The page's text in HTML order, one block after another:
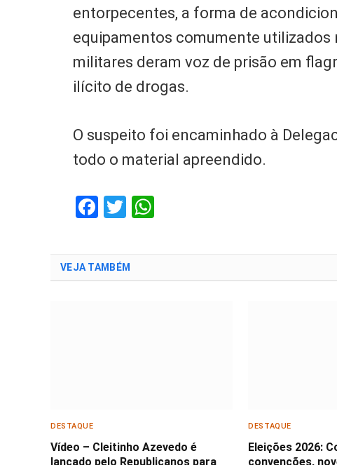
entorpecentes, a forma de
equipamentos comumente
militares deram voz de prisão em
ilícito de drogas.
O suspeito foi encaminhado à
todo o material apreendido.
Facebook
Twitter
VEJA TAMBÉM
DESTAQUE
Vídeo – Cleitinho Azevedo é
lançado pelo Republicanos para
DESTAQUE
Eleições 2026:
convenções,